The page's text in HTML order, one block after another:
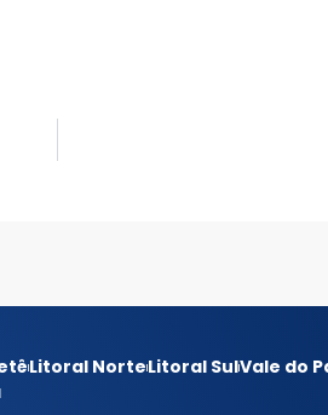
Litoral NorteLitoral SulVale do